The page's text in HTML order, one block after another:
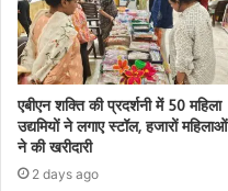
एबीएन शक्ति की प्रदर्शनी में 50 महिला
उद्यमियों ने लगाए स्टॉल, हजारों महिलाओं
ने की खरीदारी
2 days ago